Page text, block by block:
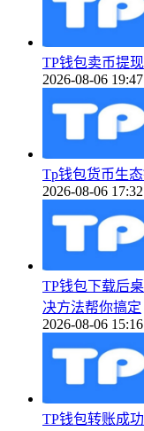
TP钱包卖币提
2026-08-06
Tp钱包货币生
2026-08-06
TP钱包下载后
决方法帮你搞定
2026-08-06
TP钱包转账成